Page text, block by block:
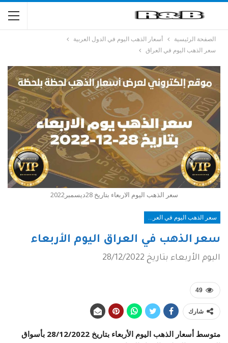
الصفحة الرئيسية
أسعار الذهب اليوم في الدول العربية
سعر الذهب اليوم في العراق
سعر الذهب اليوم الاربعاء بتاريخ 28ديسمبر2022
سعر الذهب في العراق اليوم الأربعاء
اليوم الأربعاء بتاريخ 28/12/2022
49
شارك
متوسط أسعار الذهب اليوم الأربعاء بتاريخ 28/12/2022 بأسواق